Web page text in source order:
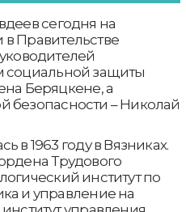
сегодня на
Правительстве
социальной защиты
Беряцкене, а
безопасности – Николай
в 1963 году в Вязниках.
Трудового
институт по
и управление на